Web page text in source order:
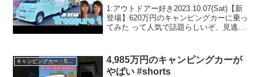
1:アウトドアー好き2023.10.07(Sat)【新
登場】620万円のキャンピングカーに乗っ
てみた って人気で話題らしいぞ、見逃さ
アウトドアー好き2023...
キャンピングカー・SUV人気車種
4,985万円のキャンピングカーが
やばい #shorts